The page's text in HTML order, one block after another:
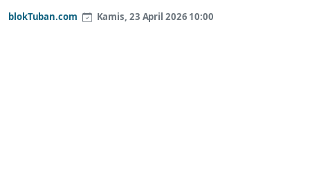
blokTuban.com Kamis, 23 April 2026 10:00